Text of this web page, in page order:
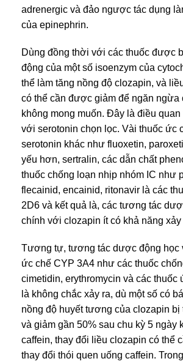
adrenergic và đảo ngược tác dụng
của epinephrin.
Dùng đồng thời với các thuốc được
động của một số isoenzym của
thể làm tăng nồng độ clozapin, và
có thể cần được giảm để ngăn ngừa
không mong muốn. Đây là điều
với serotonin chọn lọc. Vài thuốc ức
serotonin khác như fluoxetin,
yếu hơn, sertralin, các dẫn chất
thuốc chống loạn nhịp nhóm IC như
flecainid, encainid, ritonavir là các
2D6 và kết quả là, các tương tác
chính với clozapin ít có khả năng xảy
Tương tự, tương tác dược động học
ức chế CYP 3A4 như các thuốc
cimetidin, erythromycin và các thuốc
là không chắc xảy ra, dù một số có
nồng độ huyết tương của clozapin bị
và giảm gần 50% sau chu kỳ 5 ngày
caffein, thay đổi liều clozapin có thể
thay đổi thói quen uống caffein.